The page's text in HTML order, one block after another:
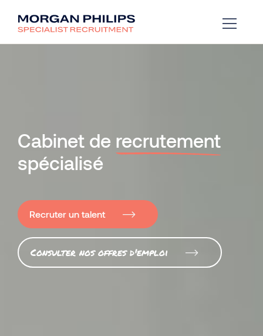
Cabinet de recrutement
spécialisé
Recruter un talent
Consulter nos offres d'emploi